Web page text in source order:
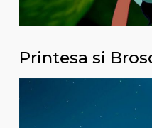
Printesa si